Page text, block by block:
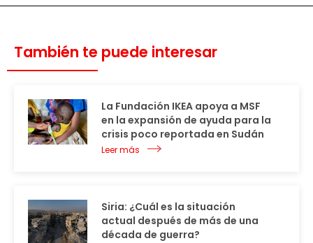
También te puede interesar
La Fundación IKEA apoya a MSF
en la expansión de ayuda para la
crisis poco reportada en Sudán
Leer más
Siria: ¿Cuál es la situación
actual después de más de una
década de guerra?